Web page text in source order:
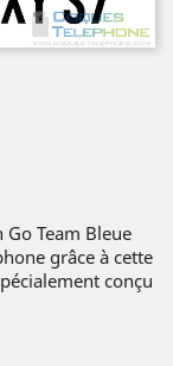
Go Team Bleue
grâce à cette
conçu